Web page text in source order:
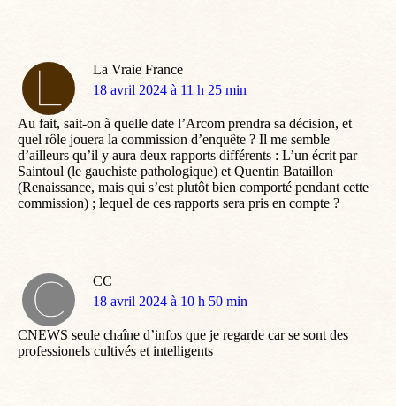
La Vraie France
dit
18 avril 2024 à 11 h 25 min
Au fait, sait-on à quelle date l’Arcom prendra sa décision, et
quel rôle jouera la commission d’enquête ? Il me semble
d’ailleurs qu’il y aura deux rapports différents : L’un écrit par
Saintoul (le gauchiste pathologique) et Quentin Bataillon
(Renaissance, mais qui s’est plutôt bien comporté pendant cette
commission) ; lequel de ces rapports sera pris en compte ?
CC
dit
18 avril 2024 à 10 h 50 min
CNEWS seule chaîne d’infos que je regarde car se sont des
professionels cultivés et intelligents